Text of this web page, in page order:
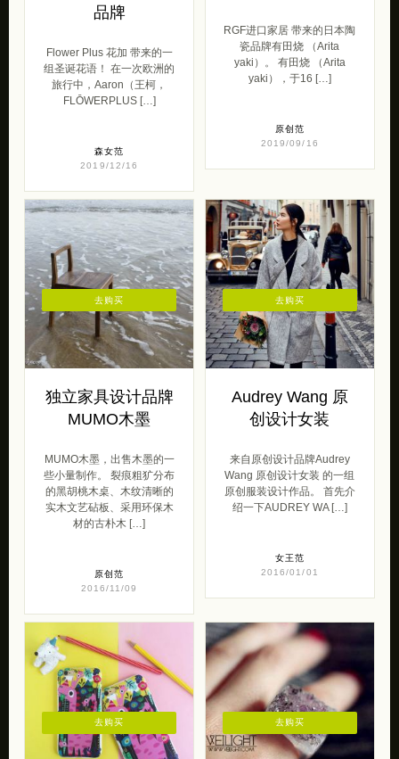
品牌
Flower Plus 花加 带来的一
组圣诞花语！ 在一次欧洲的
旅行中，Aaron（王柯，
FLŌWERPLUS […]
森女范
2019/12/16
RGF进口家居 带来的日本陶
瓷品牌有田烧 （Arita
yaki）。 有田烧 （Arita
yaki），于16 […]
原创范
2019/09/16
独立家具设计品牌
MUMO木墨
MUMO木墨，出售木墨的一
些小量制作。 裂痕粗犷分布
的黑胡桃木桌、木纹清晰的
实木文艺砧板、采用环保木
材的古朴木 […]
原创范
2016/11/09
去购买
Audrey Wang 原
创设计女装
来自原创设计品牌Audrey
Wang 原创设计女装 的一组
原创服装设计作品。 首先介
绍一下AUDREY WA […]
女王范
2016/01/01
去购买
去购买 去购买